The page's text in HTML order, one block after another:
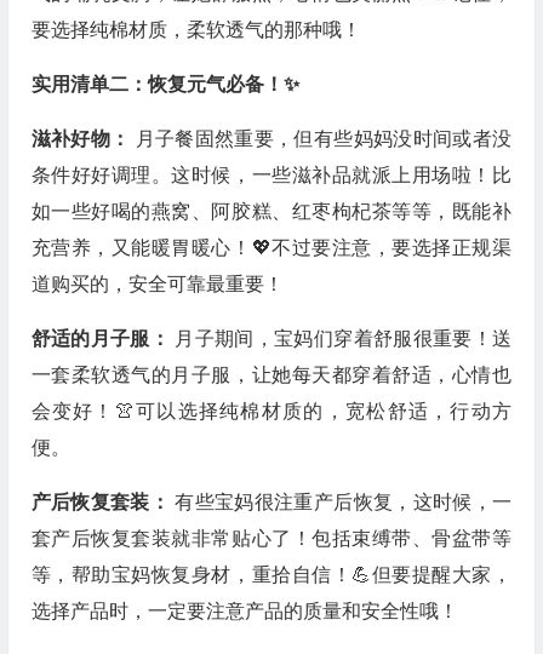
要选择纯棉材质，柔软透气的那种哦！
实用清单二：恢复元气必备！✨
滋补好物：
月子餐固然重要，但有些妈妈没时间或者没
条件好好调理。这时候，一些滋补品就派上用场啦！比
如一些好喝的燕窝、阿胶糕、红枣枸杞茶等等，既能补
充营养，又能暖胃暖心！💖不过要注意，要选择正规渠
道购买的，安全可靠最重要！
舒适的月子服：
月子期间，宝妈们穿着舒服很重要！送
一套柔软透气的月子服，让她每天都穿着舒适，心情也
会变好！👚可以选择纯棉材质的，宽松舒适，行动方
便。
产后恢复套装：有些宝妈很注重产后恢复，这时候，一
套产后恢复套装就非常贴心了！包括束缚带、骨盆带等
等，帮助宝妈恢复身材，重拾自信！💪但要提醒大家，
选择产品时，一定要注意产品的质量和安全性哦！